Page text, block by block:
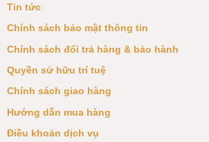
Tin tức
Chính sách bảo mật thông tin
Chính sách đổi trả hàng & bảo hành
Quyền sử hữu trí tuệ
Chính sách giao hàng
Hướng dẫn mua hàng
Điều khoản dịch vụ